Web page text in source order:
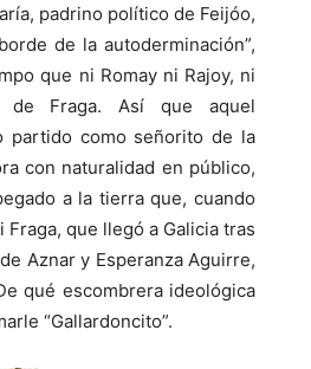
padrino político de Feijóo,
de la autoderminación”,
que ni Romay ni Rajoy, ni
de Fraga. Así que aquel
como señorito de la
con naturalidad en público,
a la tierra que, cuando
que llegó a Galicia tras
Aznar y Esperanza Aguirre,
qué escombrera ideológica
“Gallardoncito”.